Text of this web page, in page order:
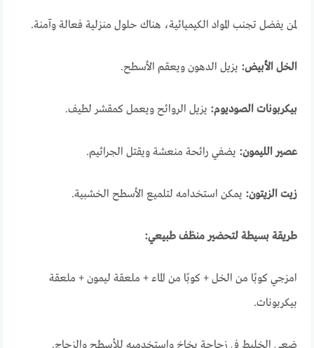
لمن يفضل تجنب المواد الكيميائية، هناك حلول منزلية فعالة وآمنة.
الخل الأبيض: يزيل الدهون ويعقم الأسطح.
بيكربونات الصوديوم: يزيل الروائح ويعمل كمقشر لطيف.
عصير الليمون: يضفي رائحة منعشة ويقتل الجراثيم.
زيت الزيتون: يمكن استخدامه لتلميع الأسطح الخشبية.
طريقة بسيطة لتحضير منظف طبيعي:
امزجي كوبًا من الخل + كوبًا من الماء + ملعقة ليمون + ملعقة
بيكربونات.